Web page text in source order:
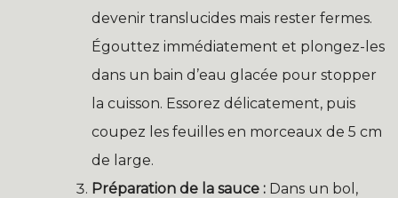
devenir translucides mais rester fermes.
Égouttez immédiatement et plongez-les
dans un bain d’eau glacée pour stopper
la cuisson. Essorez délicatement, puis
coupez les feuilles en morceaux de 5 cm
de large.
Préparation de la sauce : Dans un bol,